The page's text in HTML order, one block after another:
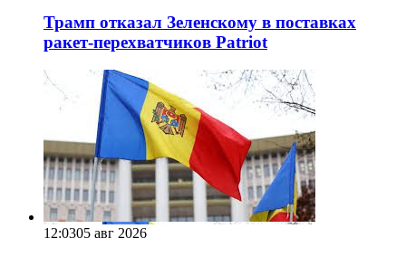
Трамп отказал Зеленскому в поставках
ракет-перехватчиков Patriot
12:0305 авг 2026